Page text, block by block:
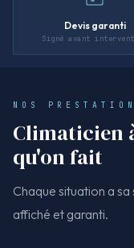
Devis garanti
Signé avant
NOS
Climaticien
qu'on fait
Chaque situation a
affiché et garanti.